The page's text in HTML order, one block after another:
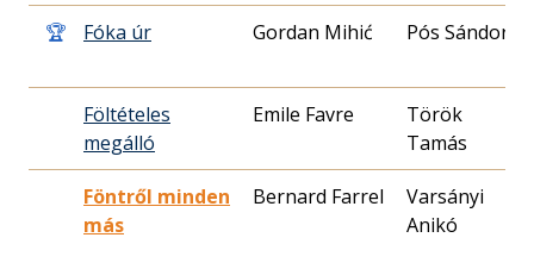
🏆 Fóka úr Gordan Mihić Pós Sándor
Föltételes
megálló
Emile Favre
Török
Tamás
Föntről minden
más
Bernard Farrel
Varsányi
Anikó